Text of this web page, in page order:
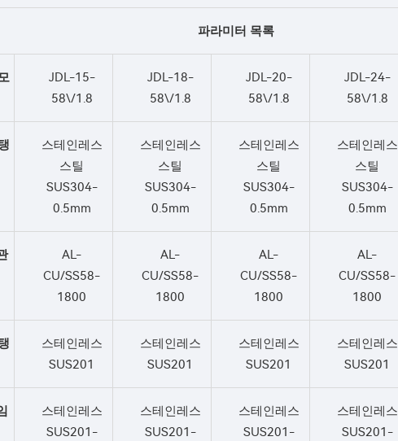
파라미터 목록
JDL-15-
58\/1.8
JDL-18-
58\/1.8
JDL-20-
58\/1.8
JDL-24-
58\/1.8
스테인레스
스틸
SUS304-
0.5mm
스테인레스
스틸
SUS304-
0.5mm
스테인레스
스틸
SUS304-
0.5mm
스테인레스
스틸
SUS304-
0.5mm
AL-
CU/SS58-
1800
AL-
CU/SS58-
1800
AL-
CU/SS58-
1800
AL-
CU/SS58-
1800
스테인레스
SUS201
스테인레스
SUS201
스테인레스
SUS201
스테인레스
SUS201
스테인레스
SUS201-
스테인레스
SUS201-
스테인레스
SUS201-
스테인레스
SUS201-